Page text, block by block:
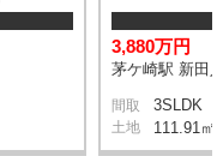
3,880万円
茅ケ崎駅 新田
間取 3SLDK
土地 111.91㎡